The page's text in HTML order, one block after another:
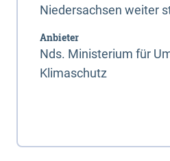
Niedersachsen weiter
Anbieter
Nds. Ministerium für
Klimaschutz